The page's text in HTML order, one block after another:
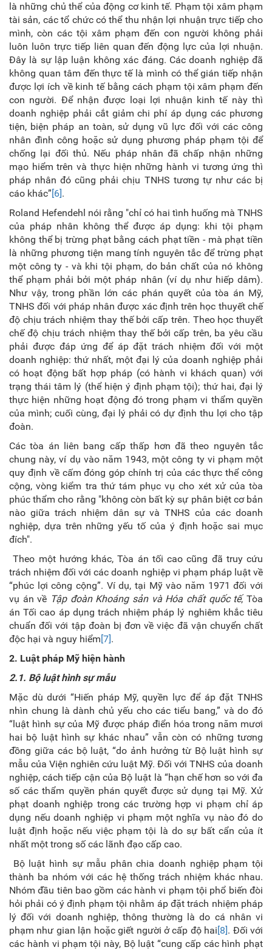
là những chủ thể của động cơ kinh tế. Phạm tội xâm phạm
tài sản, các tổ chức có thể thu nhận lợi nhuận trực tiếp cho
mình, còn các tội xâm phạm đến con người không phải
luôn luôn trực tiếp liên quan đến động lực của lợi nhuận.
Đây là sự lập luận không xác đáng. Các doanh nghiệp đã
không quan tâm đến thực tế là mình có thể gián tiếp nhận
được lợi ích về kinh tế bằng cách phạm tội xâm phạm đến
con người. Để nhận được loại lợi nhuận kinh tế này thì
doanh nghiệp phải cắt giảm chi phí áp dụng các phương
tiện, biện pháp an toàn, sử dụng vũ lực đối với các công
nhân đình công hoặc sử dụng phương pháp phạm tội để
chống lại đối thủ. Nếu pháp nhân đã chấp nhận những
mạo hiểm trên và thực hiện những hành vi tương ứng thì
pháp nhân đó cũng phải chịu TNHS tương tự như các bị
cáo khác”[6].
Roland Hefendehl nói rằng "chỉ có hai tình huống mà TNHS
của pháp nhân không thể được áp dụng: khi tội phạm
không thể bị trừng phạt bằng cách phạt tiền - mà phạt tiền
là những phương tiện mang tính nguyên tắc để trừng phạt
một công ty - và khi tội phạm, do bản chất của nó không
thể phạm phải bởi một pháp nhân (ví dụ như hiếp dâm).
Như vậy, trong phần lớn các phán quyết của tòa án Mỹ,
TNHS đối với pháp nhân được xác định trên học thuyết chế
độ chịu trách nhiệm thay thế bởi cấp trên. Theo học thuyết
chế độ chịu trách nhiệm thay thế bởi cấp trên, ba yêu cầu
phải được đáp ứng để áp đặt trách nhiệm đối với một
doanh nghiệp: thứ nhất, một đại lý của doanh nghiệp phải
có hoạt động bất hợp pháp (có hành vi khách quan) với
trạng thái tâm lý (thể hiện ý định phạm tội); thứ hai, đại lý
thực hiện những hoạt động đó trong phạm vi thẩm quyền
của mình; cuối cùng, đại lý phải có dự định thu lợi cho tập
đoàn.
Các tòa án liên bang cấp thấp hơn đã theo nguyên tắc
chung này, ví dụ vào năm 1943, một công ty vi phạm một
quy định về cấm đóng góp chính trị của các thực thể công
cộng, vòng kiểm tra thứ tám phục vụ cho xét xử của tòa
phúc thẩm cho rằng "không còn bất kỳ sự phân biệt cơ bản
nào giữa trách nhiệm dân sự và TNHS của các doanh
nghiệp, dựa trên những yếu tố của ý định hoặc sai mục
đích".
Theo một hướng khác, Tòa án tối cao cũng đã truy cứu
trách nhiệm đối với các doanh nghiệp vi phạm pháp luật về
“phúc lợi công cộng”. Ví dụ, tại Mỹ vào năm 1971 đối với
vụ án về Tập đoàn Khoáng sản và Hóa chất quốc tế, Tòa
án Tối cao áp dụng trách nhiệm pháp lý nghiêm khắc tiêu
chuẩn đối với tập đoàn bị đơn về việc đã vận chuyển chất
độc hại và nguy hiểm[7].
2. Luật pháp Mỹ hiện hành
2.1. Bộ luật hình sự mẫu
Mặc dù dưới “Hiến pháp Mỹ, quyền lực để áp đặt TNHS
nhìn chung là dành chủ yếu cho các tiểu bang,” và do đó
“luật hình sự của Mỹ được pháp điển hóa trong năm mươi
hai bộ luật hình sự khác nhau” vẫn còn có những tương
đồng giữa các bộ luật, “do ảnh hưởng từ Bộ luật hình sự
mẫu của Viện nghiên cứu luật Mỹ. Đối với TNHS của doanh
nghiệp, cách tiếp cận của Bộ luật là “hạn chế hơn so với đa
số các thẩm quyền phán quyết được sử dụng tại Mỹ. Xử
phạt doanh nghiệp trong các trường hợp vi phạm chỉ áp
dụng nếu doanh nghiệp vi phạm một nghĩa vụ nào đó do
luật định hoặc nếu việc phạm tội là do sự bất cẩn của ít
nhất một trong số các lãnh đạo cấp cao.
Bộ luật hình sự mẫu phân chia doanh nghiệp phạm tội
thành ba nhóm với các hệ thống trách nhiệm khác nhau.
Nhóm đầu tiên bao gồm các hành vi phạm tội phổ biến đòi
hỏi phải có ý định phạm tội nhằm áp đặt trách nhiệm pháp
lý đối với doanh nghiệp, thông thường là do cá nhân vi
phạm như gian lận hoặc giết người ở cấp độ hai[8]. Đối với
các hành vi phạm tội này, Bộ luật “cung cấp các hình phạt